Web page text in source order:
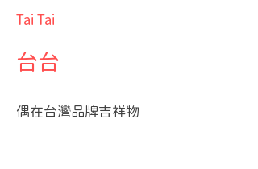
Tai Tai
台台
偶在台灣品牌吉祥物